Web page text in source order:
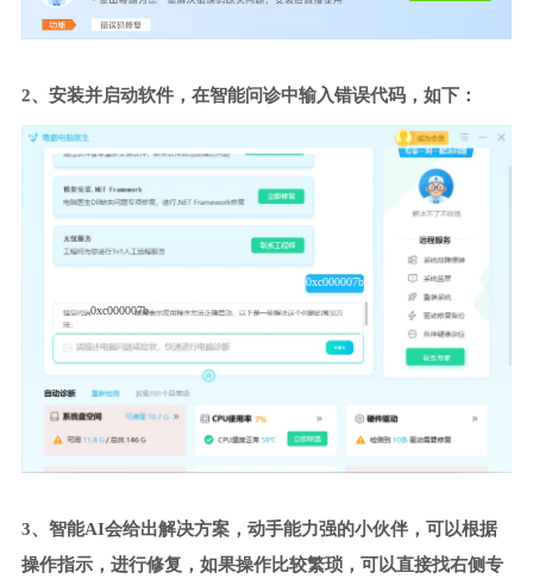
2、安装并启动软件，在智能问诊中输入错误代码，如下：
0xc000007b
0xc000007b
3、智能AI会给出解决方案，动手能力强的小伙伴，可以根据
操作指示，进行修复，如果操作比较繁琐，可以直接找右侧专